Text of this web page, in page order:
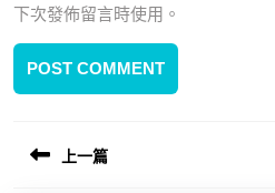
下次發佈留言時使用。
文
上一篇